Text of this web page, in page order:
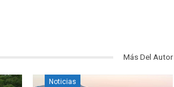
Más Del Autor
Noticias